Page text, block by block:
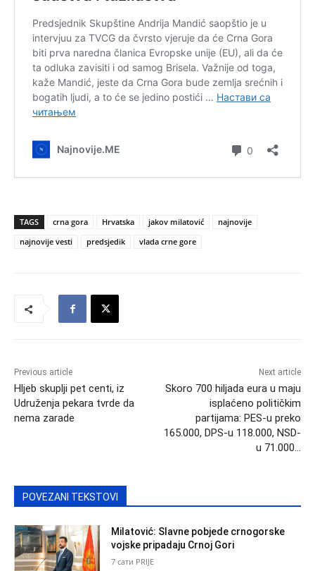
TAGS crna gora Hrvatska jakov milatović
najnovije
najnovije vesti
predsjedik vlada crne gore
Previous article
Hljeb skuplji pet centi, iz
Udruženja pekara tvrde da
nema zarade
Next article
Skoro 700 hiljada eura u maju
isplaćeno političkim
partijama: PES-u preko
165.000, DPS-u 118.000, NSD-
u 71.000…
POVEZANI TEKSTOVI
Milatović: Slavne pobjede crnogorske
vojske pripadaju Crnoj Gori
7 сати PRIJE